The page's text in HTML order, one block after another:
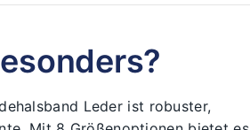
Leder ist robuster,